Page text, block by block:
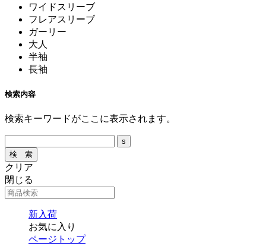
ワイドスリーブ
フレアスリーブ
ガーリー
大人
半袖
長袖
検索内容
検索キーワードがここに表示されます。
クリア
閉じる
新入荷
お気に入り
ページトップ